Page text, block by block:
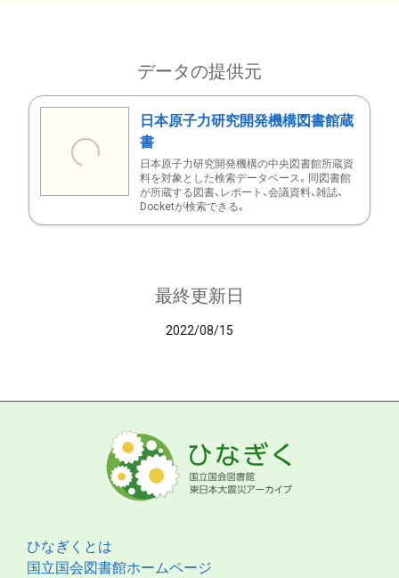
データの提供元
日本原子力研究開発機構図書館蔵
書
日本原子力研究開発機構の中央図書館所蔵資
料を対象とした検索データベース。同図書館
が所蔵する図書、レポート、会議資料、雑誌、
Docketが検索できる。
最終更新日
2022/08/15
ひなぎくとは
国立国会図書館ホームページ